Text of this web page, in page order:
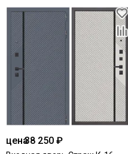
цена38 250 ₽